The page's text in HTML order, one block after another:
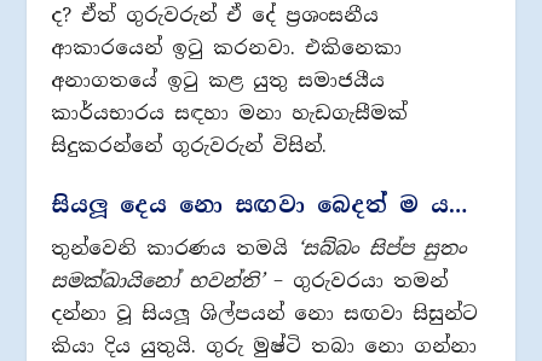
ද? ඒත් ගුරුවරුන් ඒ දේ ප‍්‍රශංසනීය
ආකාරයෙන් ඉටු කරනවා. එකිනෙකා
අනාගතයේ ඉටු කළ යුතු සමාජයීය
කාර්යභාරය සඳහා මනා හැඩගැසීමක්
සිදුකරන්නේ ගුරුවරුන් විසින්.
සියලූ දෙය නො සඟවා බෙදත් ම ය…
තුන්වෙනි කාරණය තමයි ‘සබ්බං සිප්ප සුතං
සමක්ඛායිනෝ භවන්ති’– ගුරුවරයා තමන්
දන්නා වූ සියලූ ශිල්පයන් නො සඟවා සිසුන්ට
කියා දිය යුතුයි. ගුරු මුෂ්ටි තබා නො ගන්නා